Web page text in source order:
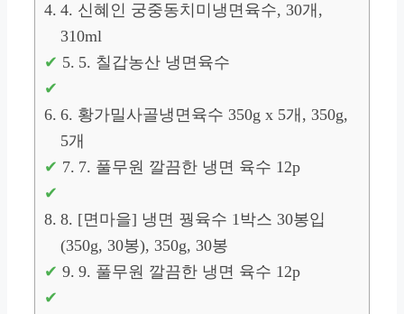
4. 신혜인 궁중동치미냉면육수, 30개,
310ml
5. 칠갑농산 냉면육수
6. 황가밀사골냉면육수 350g x 5개, 350g,
5개
7. 풀무원 깔끔한 냉면 육수 12p
8. [면마을] 냉면 꿩육수 1박스 30봉입
(350g, 30봉), 350g, 30봉
9. 풀무원 깔끔한 냉면 육수 12p